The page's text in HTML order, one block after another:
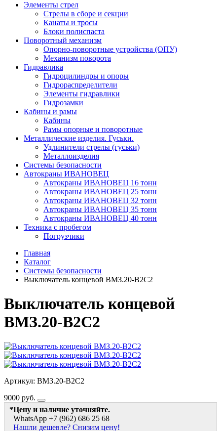
Элементы стрел
Стрелы в сборе и секции
Канаты и тросы
Блоки полиспаста
Поворотный механизм
Опорно-поворотные устройства (ОПУ)
Механизм поворота
Гидравлика
Гидроцилиндры и опоры
Гидрораспределители
Элементы гидравлики
Гидрозамки
Кабины и рамы
Кабины
Рамы опорные и поворотные
Металлические изделия. Гуськи.
Удлинители стрелы (гуськи)
Металлоизделия
Системы безопасности
Автокраны ИВАНОВЕЦ
Автокраны ИВАНОВЕЦ 16 тонн
Автокраны ИВАНОВЕЦ 25 тонн
Автокраны ИВАНОВЕЦ 32 тонн
Автокраны ИВАНОВЕЦ 35 тонн
Автокраны ИВАНОВЕЦ 40 тонн
Техника с пробегом
Погрузчики
Главная
Каталог
Системы безопасности
Выключатель концевой ВМЗ.20-В2С2
Выключатель концевой
ВМЗ.20-В2С2
Артикул: ВМЗ.20-В2С2
9000 руб.
*Цену и наличие уточняйте.
WhatsApp +7 (962) 686 25 68
Нашли дешевле? Снизим цену!